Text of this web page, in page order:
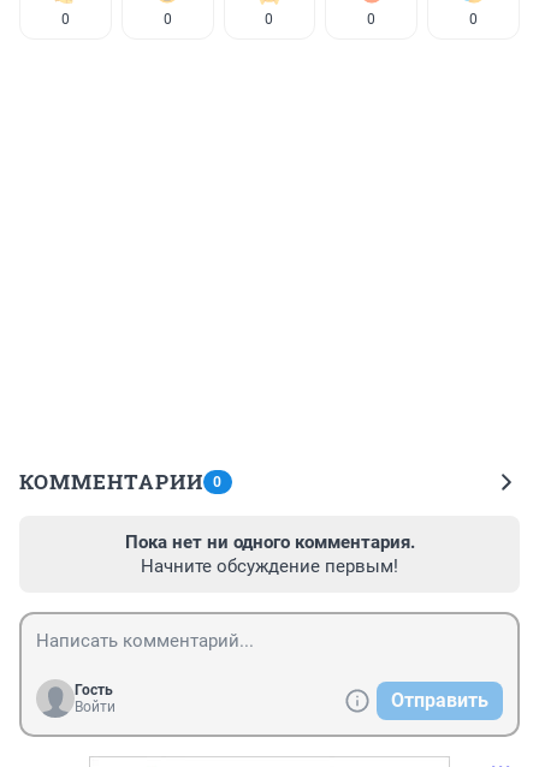
0 0 0 0 0
КОММЕНТАРИИ 0
Пока нет ни одного комментария.
Начните обсуждение первым!
Гость
Войти
Отправить